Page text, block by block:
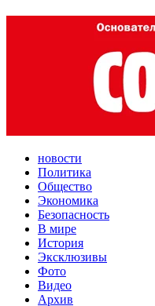
новости
Политика
Общество
Экономика
Безопасность
В мире
История
Эксклюзивы
Фото
Видео
Архив